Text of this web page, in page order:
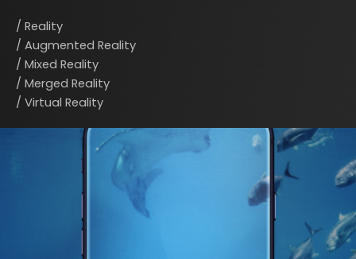
/ Reality
/ Augmented Reality
/ Mixed Reality
/ Merged Reality
/ Virtual Reality